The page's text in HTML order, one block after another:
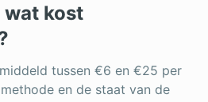
wat kost
tussen €6 en €25 per
en de staat van de